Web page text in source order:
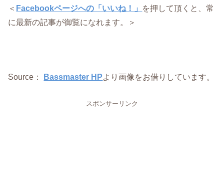
＜ Facebookページへの「いいね！」 を押して頂くと、常
に最新の記事が御覧になれます。＞
Source： Bassmaster HPより画像をお借りしています。
スポンサーリンク